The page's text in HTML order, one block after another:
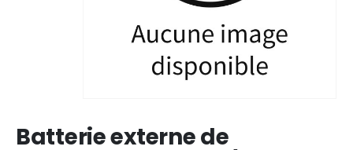
Batterie externe de